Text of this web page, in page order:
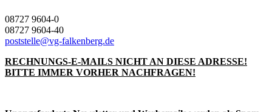
08727 9604-0
08727 9604-40
poststelle@vg-falkenberg.de
RECHNUNGS-E-MAILS NICHT AN DIESE ADRESSE!
BITTE IMMER VORHER NACHFRAGEN!